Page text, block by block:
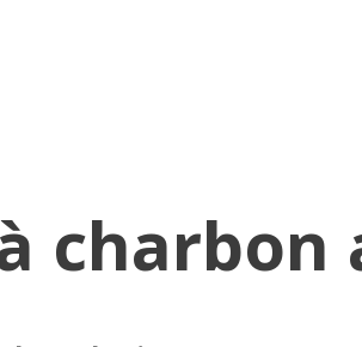
charbon